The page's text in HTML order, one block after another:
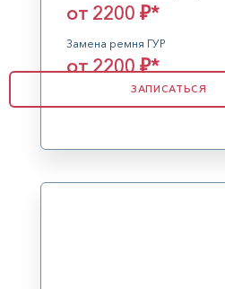
от 2200 ₽*
Замена ремня ГУР
от 2200 ₽*
ЗАПИСАТЬСЯ